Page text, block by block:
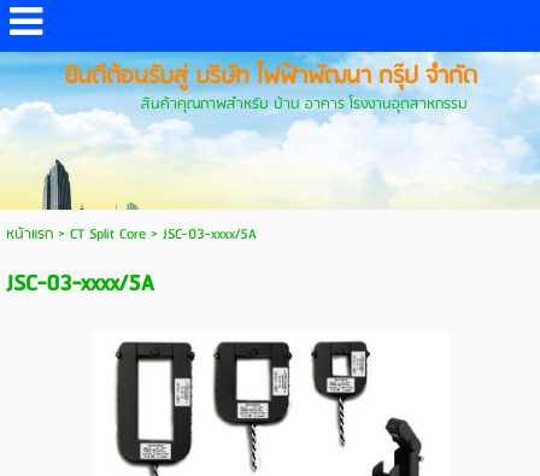
ยินดีต้อนรับสู่ บริษัท ไฟฟ้าพัฒนา กรุ๊ป จำกัด
สินค้าคุณภาพสำหรับ บ้าน อาคาร โรงงานอุตสาหกรรม
หน้าแรก> CT Split Core> JSC-03-xxxx/5A
JSC-03-xxxx/5A